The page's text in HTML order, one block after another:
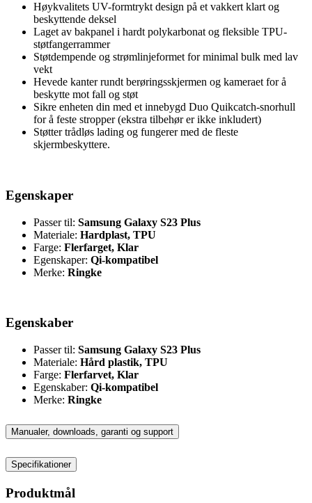
Høykvalitets UV-formtrykt design på et vakkert klart og
beskyttende deksel
Laget av bakpanel i hardt polykarbonat og fleksible TPU-
støtfangerrammer
Støtdempende og strømlinjeformet for minimal bulk med lav
vekt
Hevede kanter rundt berøringsskjermen og kameraet for å
beskytte mot fall og støt
Sikre enheten din med et innebygd Duo Quikcatch-snorhull
for å feste stropper (ekstra tilbehør er ikke inkludert)
Støtter trådløs lading og fungerer med de fleste
skjermbeskyttere.
Egenskaper
Passer til: Samsung Galaxy S23 Plus
Materiale: Hardplast, TPU
Farge: Flerfarget, Klar
Egenskaper: Qi-kompatibel
Merke: Ringke
Egenskaber
Passer til: Samsung Galaxy S23 Plus
Materiale: Hård plastik, TPU
Farge: Flerfarvet, Klar
Egenskaber: Qi-kompatibel
Merke: Ringke
Manualer, downloads, garanti og support
Specifikationer
Produktmål